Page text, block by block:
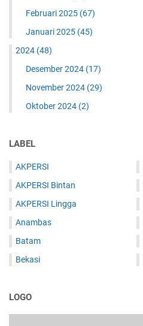
Februari 2025 (67)
Januari 2025 (45)
2024 (48)
Desember 2024 (17)
November 2024 (29)
Oktober 2024 (2)
LABEL
AKPERSI
AKPERSI Bintan
AKPERSI Lingga
Anambas
Batam
Bekasi
LOGO